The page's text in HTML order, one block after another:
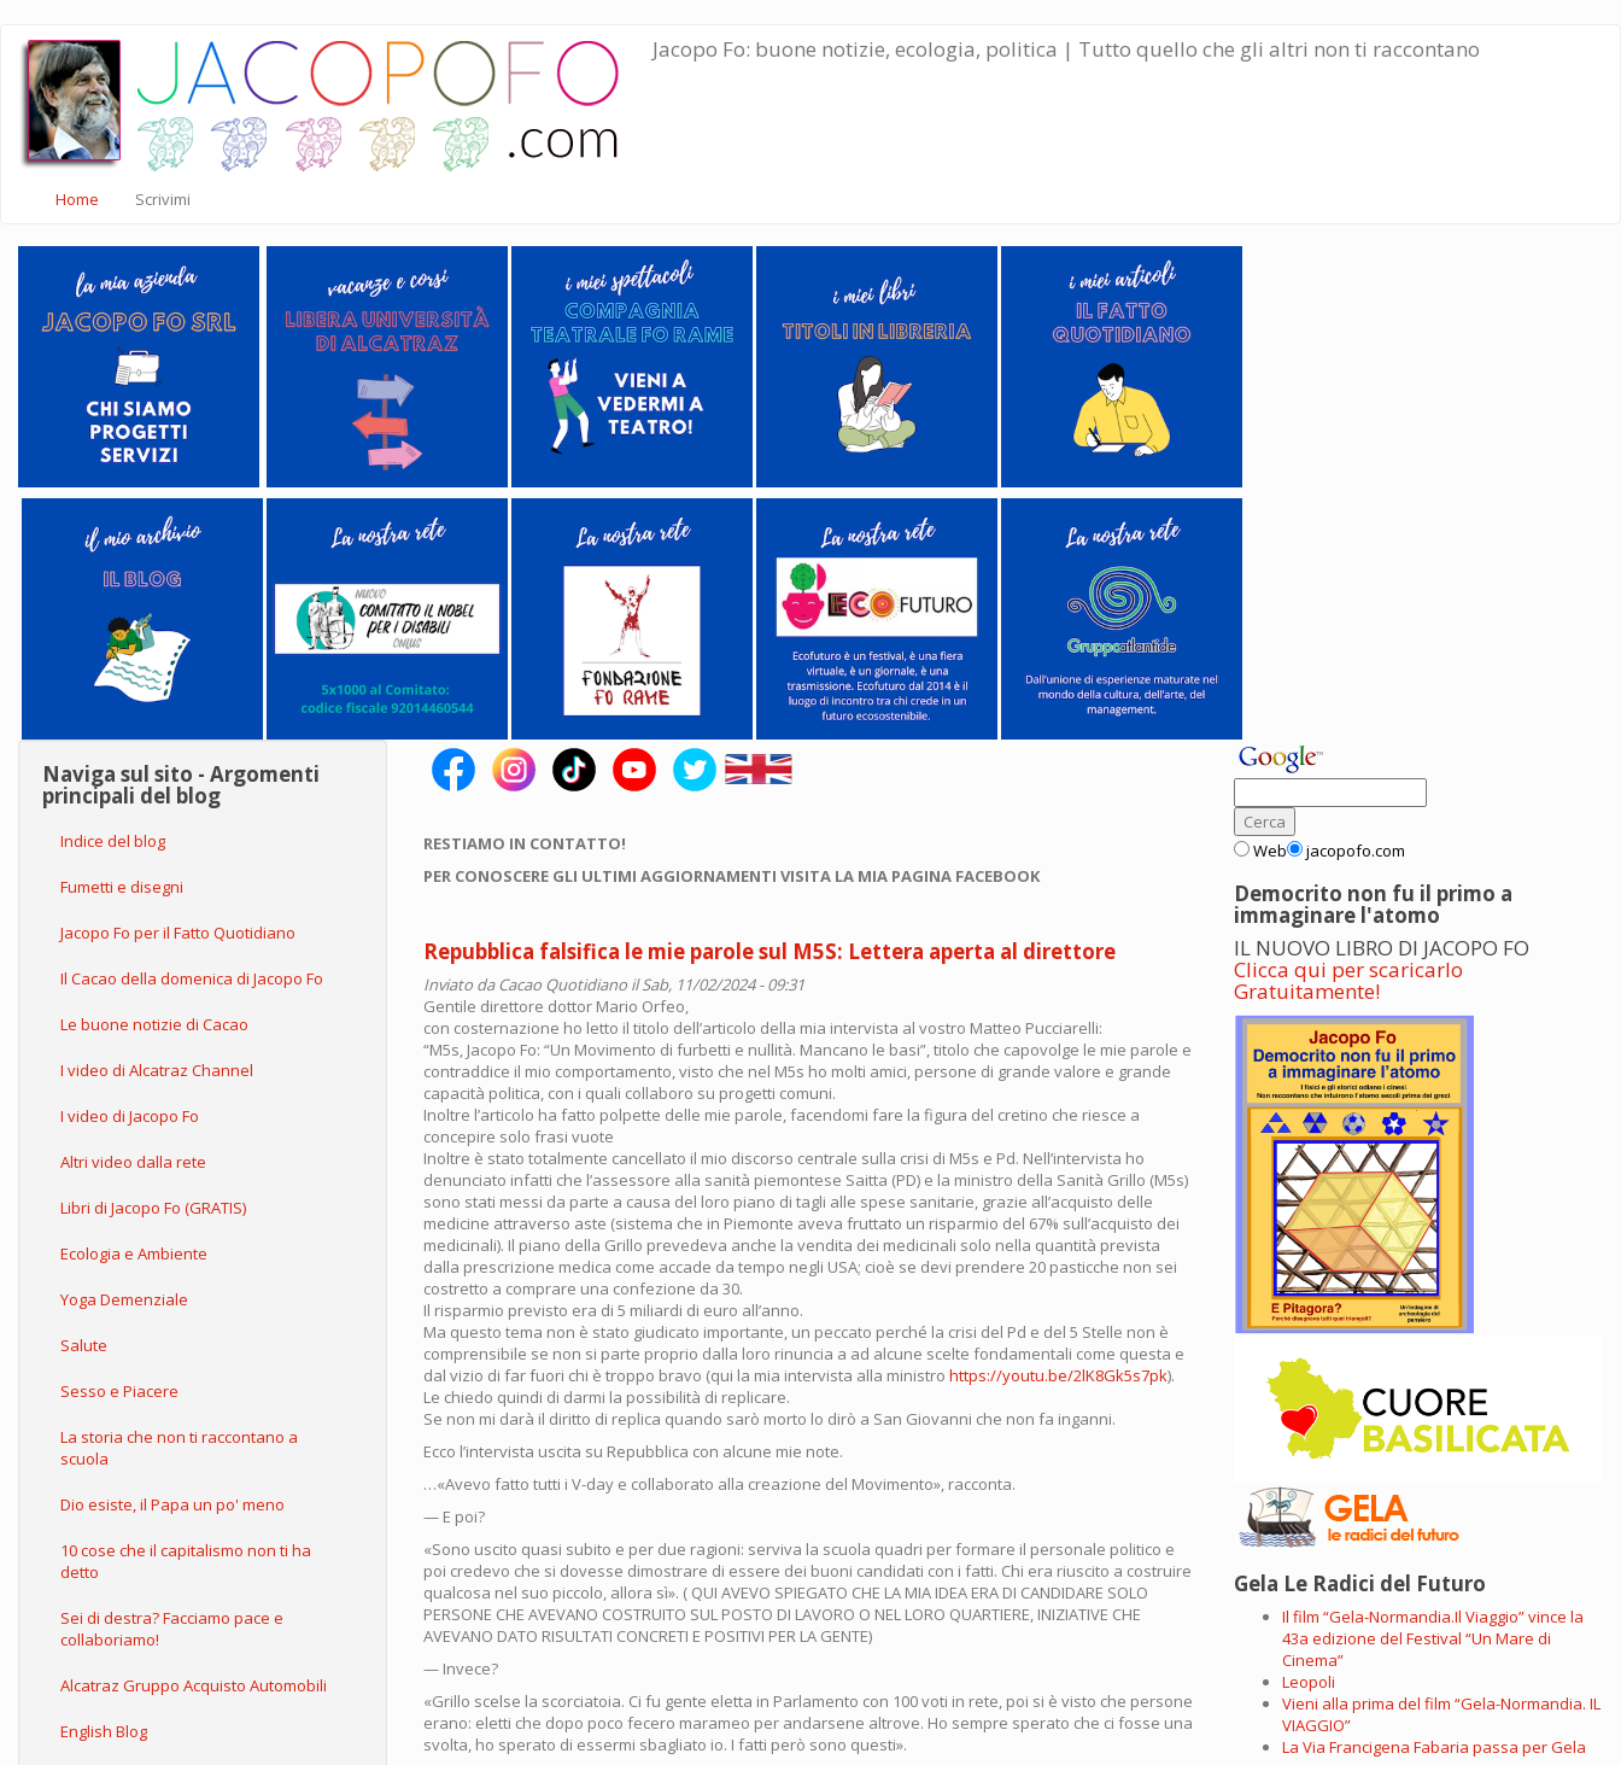
Salta
contenuto
principale
Jacopo Fo: buone notizie, ecologia, politica | Tutto quello che gli altri non ti raccontano
Home Scrivimi
Naviga sul sito - Argomenti
principali del blog
Indice del blog
Fumetti e disegni
Jacopo Fo per il Fatto Quotidiano
Il Cacao della domenica di Jacopo Fo
Le buone notizie di Cacao
I video di Alcatraz Channel
I video di Jacopo Fo
Altri video dalla rete
Libri di Jacopo Fo (GRATIS)
Ecologia e Ambiente
Yoga Demenziale
Salute
Sesso e Piacere
La storia che non ti raccontano a
scuola
Dio esiste, il Papa un po' meno
10 cose che il capitalismo non ti ha
detto
Sei di destra? Facciamo pace e
collaboriamo!
Alcatraz Gruppo Acquisto Automobili
English Blog
RESTIAMO IN CONTATTO!
PER CONOSCERE GLI ULTIMI AGGIORNAMENTI VISITA LA MIA PAGINA FACEBOOK
Repubblica falsifica le mie parole sul M5S: Lettera aperta al direttore
Inviato daCacao Quotidiano il Sab, 11/02/2024 - 09:31
Gentile direttore dottor Mario Orfeo,
con costernazione ho letto il titolo dell’articolo della mia intervista al vostro Matteo Pucciarelli:
“M5s, Jacopo Fo: “Un Movimento di furbetti e nullità. Mancano le basi”, titolo che capovolge le mie parole e
contraddice il mio comportamento, visto che nel M5s ho molti amici, persone di grande valore e grande
capacità politica, con i quali collaboro su progetti comuni.
Inoltre l’articolo ha fatto polpette delle mie parole, facendomi fare la figura del cretino che riesce a
concepire solo frasi vuote
Inoltre è stato totalmente cancellato il mio discorso centrale sulla crisi di M5s e Pd. Nell’intervista ho
denunciato infatti che l’assessore alla sanità piemontese Saitta (PD) e la ministro della Sanità Grillo (M5s)
sono stati messi da parte a causa del loro piano di tagli alle spese sanitarie, grazie all’acquisto delle
medicine attraverso aste (sistema che in Piemonte aveva fruttato un risparmio del 67% sull’acquisto dei
medicinali). Il piano della Grillo prevedeva anche la vendita dei medicinali solo nella quantità prevista
dalla prescrizione medica come accade da tempo negli USA; cioè se devi prendere 20 pasticche non sei
costretto a comprare una confezione da 30.
Il risparmio previsto era di 5 miliardi di euro all’anno.
Ma questo tema non è stato giudicato importante, un peccato perché la crisi del Pd e del 5 Stelle non è
comprensibile se non si parte proprio dalla loro rinuncia a ad alcune scelte fondamentali come questa e
dal vizio di far fuori chi è troppo bravo (qui la mia intervista alla ministro https://youtu.be/2lK8Gk5s7pk).
Le chiedo quindi di darmi la possibilità di replicare.
Se non mi darà il diritto di replica quando sarò morto lo dirò a San Giovanni che non fa inganni.
Ecco l’intervista uscita su Repubblica con alcune mie note.
…«Avevo fatto tutti i V-day e collaborato alla creazione del Movimento», racconta.
— E poi?
«Sono uscito quasi subito e per due ragioni: serviva la scuola quadri per formare il personale politico e
poi credevo che si dovesse dimostrare di essere dei buoni candidati con i fatti. Chi era riuscito a costruire
qualcosa nel suo piccolo, allora sì». ( QUI AVEVO SPIEGATO CHE LA MIA IDEA ERA DI CANDIDARE SOLO
PERSONE CHE AVEVANO COSTRUITO SUL POSTO DI LAVORO O NEL LORO QUARTIERE, INIZIATIVE CHE
AVEVANO DATO RISULTATI CONCRETI E POSITIVI PER LA GENTE)
— Invece?
«Grillo scelse la scorciatoia. Ci fu gente eletta in Parlamento con 100 voti in rete, poi si è visto che persone
erano: eletti che dopo poco fecero marameo per andarsene altrove. Ho sempre sperato che ci fosse una
svolta, ho sperato di essermi sbagliato io. I fatti però sono questi».
Web jacopofo.com
Democrito non fu il primo a
immaginare l'atomo
IL NUOVO LIBRO DI JACOPO FO
Clicca qui per scaricarlo
Gratuitamente!
Gela Le Radici del Futuro
Il film “Gela-Normandia.Il Viaggio” vince la
43a edizione del Festival “Un Mare di
Cinema”
Leopoli
Vieni alla prima del film “Gela-Normandia. IL
VIAGGIO”
La Via Francigena Fabaria passa per Gela